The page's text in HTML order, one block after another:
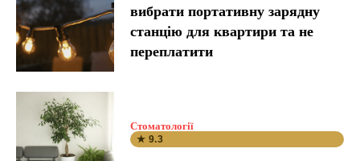
вибрати портативну зарядну
станцію для квартири та не
переплатити
Стоматології
★ 9.3